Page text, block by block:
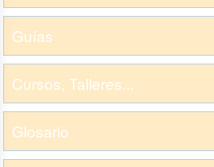
Guías
Cursos, Talleres...
Glosario